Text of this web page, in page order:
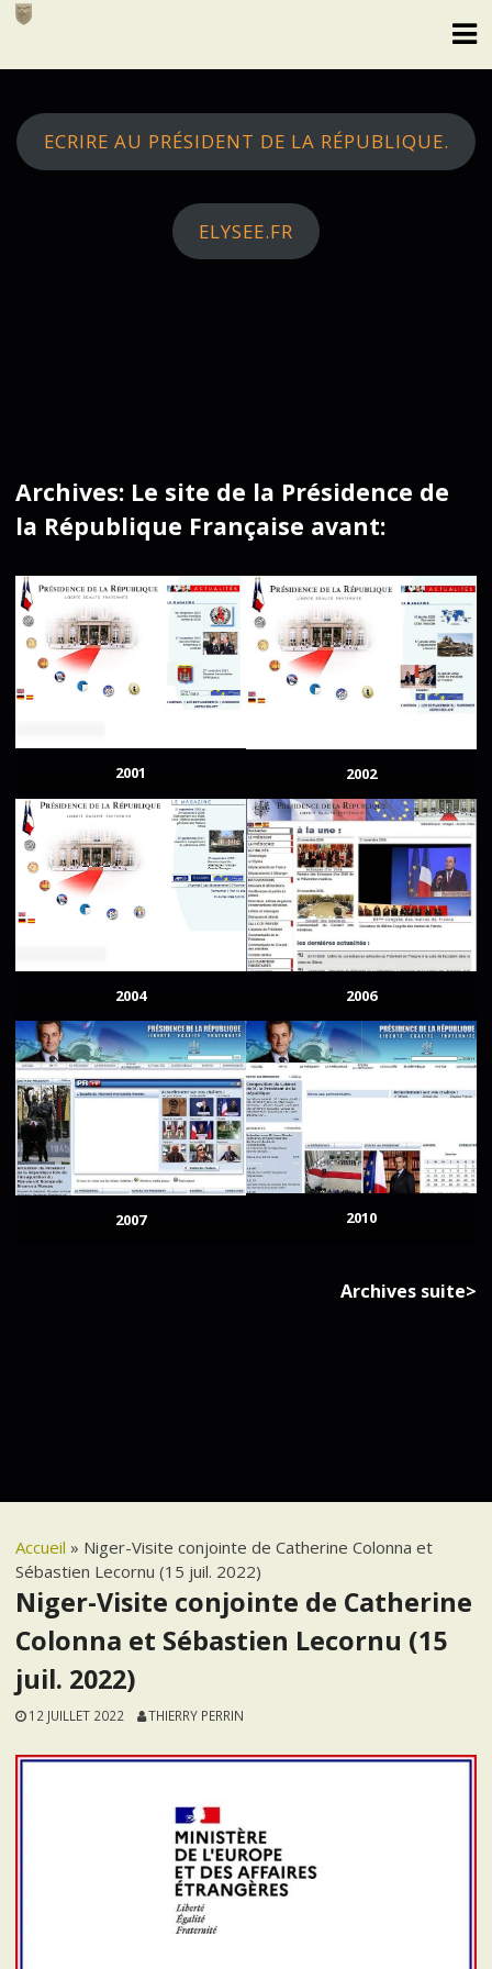
Skip
ECRIRE AU PRÉSIDENT DE LA RÉPUBLIQUE.
ELYSEE.FR
Archives: Le site de la Présidence de
la République Française avant:
2001 2002
2004 2006
2007 2010
Archives suite>
Accueil » Niger-Visite conjointe de Catherine Colonna et
Sébastien Lecornu (15 juil. 2022)
Niger-Visite conjointe de Catherine
Colonna et Sébastien Lecornu (15
juil. 2022)
12 JUILLET 2022 THIERRY PERRIN